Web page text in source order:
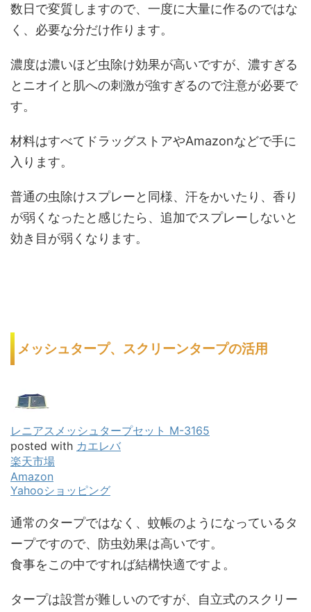
数日で変質しますので、一度に大量に作るのではな
く、必要な分だけ作ります。
濃度は濃いほど虫除け効果が高いですが、濃すぎる
とニオイと肌への刺激が強すぎるので注意が必要で
す。
材料はすべてドラッグストアやAmazonなどで手に
入ります。
普通の虫除けスプレーと同様、汗をかいたり、香り
が弱くなったと感じたら、追加でスプレーしないと
効き目が弱くなります。
メッシュタープ、スクリーンタープの活用
レニアスメッシュタープセット M-3165
posted with カエレバ
楽天市場
Amazon
Yahooショッピング
通常のタープではなく、蚊帳のようになっているタ
ープですので、防虫効果は高いです。
食事をこの中ですれば結構快適ですよ。
タープは設営が難しいのですが、自立式のスクリー